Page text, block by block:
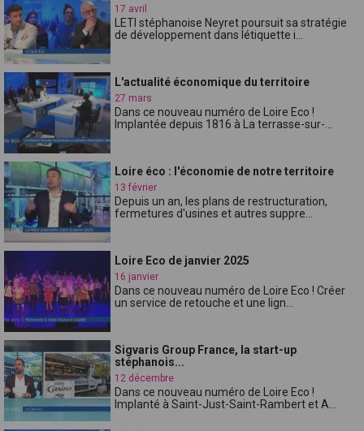
17 avril
LETI stéphanoise Neyret poursuit sa stratégie
de développement dans létiquette i...
L'actualité économique du territoire
27 mars
Dans ce nouveau numéro de Loire Eco !
Implantée depuis 1816 à La terrasse-sur-...
Loire éco : l'économie de notre territoire
13 février
Depuis un an, les plans de restructuration,
fermetures d'usines et autres suppre...
Loire Eco de janvier 2025
16 janvier
Dans ce nouveau numéro de Loire Eco ! Créer
un service de retouche et une lign...
Sigvaris Group France, la start-up
stéphanois...
12 décembre
Dans ce nouveau numéro de Loire Eco !
Implanté à Saint-Just-Saint-Rambert et A...